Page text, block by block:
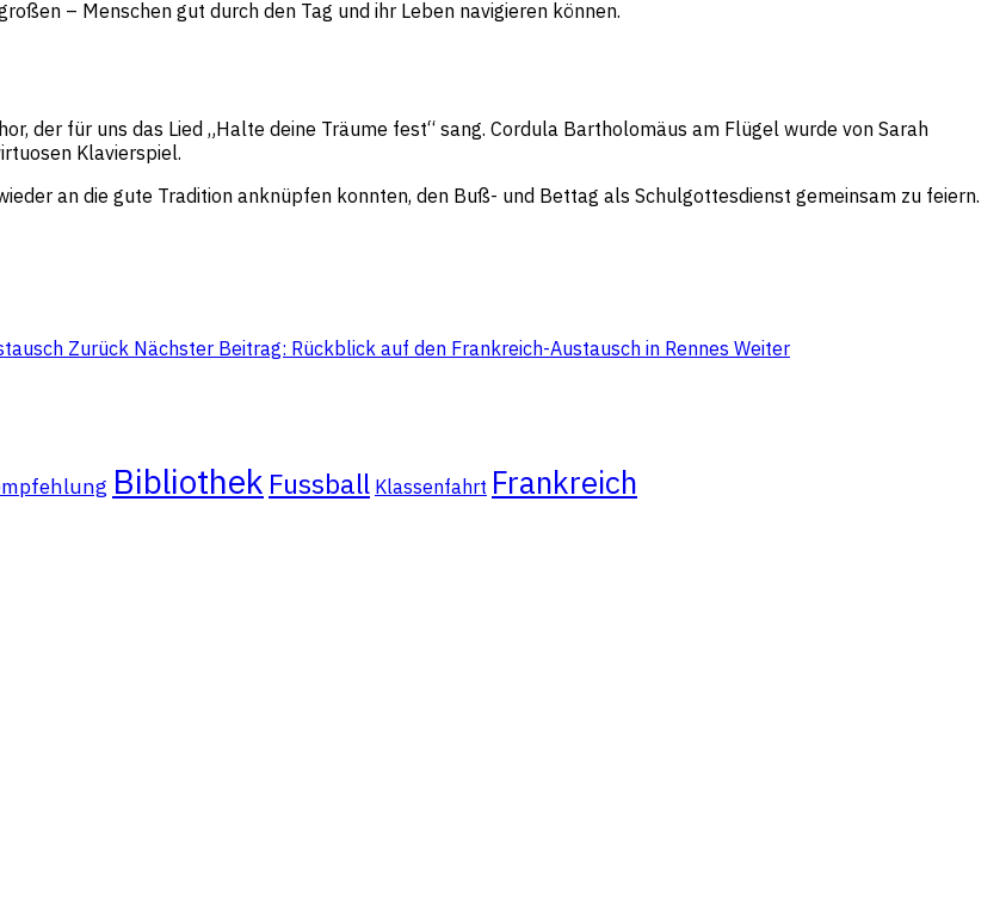
– Menschen gut durch den Tag und ihr Leben navigieren können.
der für uns das Lied „Halte deine Träume fest“ sang. Cordula Bartholomäus am Flügel wurde von Sarah
Klavierspiel.
an die gute Tradition anknüpfen konnten, den Buß- und Bettag als Schulgottesdienst gemeinsam zu feiern.
Zurück Nächster Beitrag: Rückblick auf den Frankreich-Austausch in Rennes Weiter
Bibliothek Fussball Klassenfahrt Frankreich